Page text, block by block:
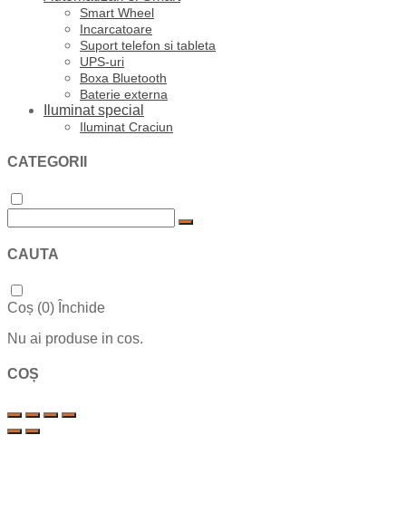
Smart Wheel
Incarcatoare
Suport telefon si tableta
UPS-uri
Boxa Bluetooth
Baterie externa
Iluminat special
Iluminat Craciun
CATEGORII
CAUTA
Coș (0) Închide
Nu ai produse in cos.
COȘ